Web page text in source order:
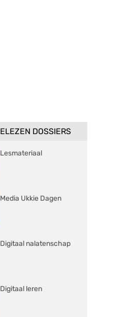
DOSSIERS
Lesmateriaal
Media Ukkie Dagen
Digitaal nalatenschap
Digitaal leren